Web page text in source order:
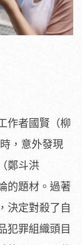
作者國賢（柳
， 意外發現
鄭斗洪
的題材。 過著
決定對殺了自
犯罪組織頭目